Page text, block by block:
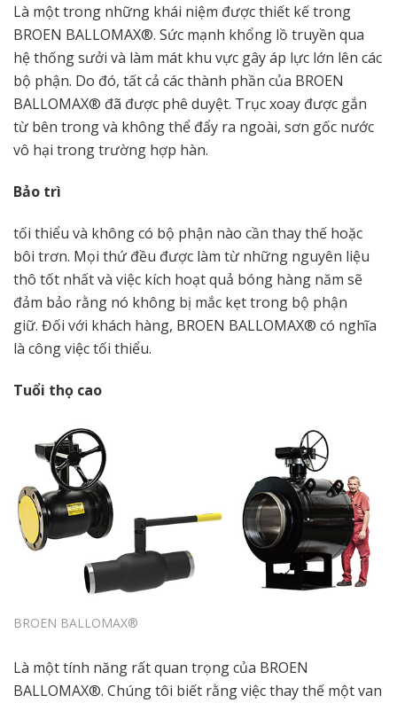
Là một trong những khái niệm được thiết kế trong
BROEN BALLOMAX®. Sức mạnh khổng lồ truyền qua
hệ thống sưởi và làm mát khu vực gây áp lực lớn lên các
bộ phận. Do đó, tất cả các thành phần của BROEN
BALLOMAX® đã được phê duyệt. Trục xoay được gắn
từ bên trong và không thể đẩy ra ngoài, sơn gốc nước
vô hại trong trường hợp hàn.
Bảo trì
tối thiểu và không có bộ phận nào cần thay thế hoặc
bôi trơn. Mọi thứ đều được làm từ những nguyên liệu
thô tốt nhất và việc kích hoạt quả bóng hàng năm sẽ
đảm bảo rằng nó không bị mắc kẹt trong bộ phận
giữ. Đối với khách hàng, BROEN BALLOMAX® có nghĩa
là công việc tối thiểu.
Tuổi thọ cao
BROEN BALLOMAX®
Là một tính năng rất quan trọng của BROEN
BALLOMAX®. Chúng tôi biết rằng việc thay thế một van